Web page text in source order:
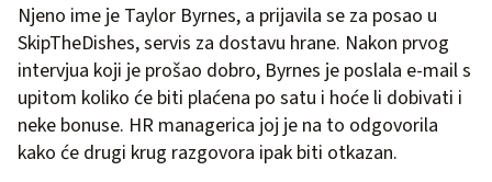
Njeno ime je Taylor Byrnes, a prijavila se za posao u
SkipTheDishes, servis za dostavu hrane. Nakon prvog
intervjua koji je prošao dobro, Byrnes je poslala e-mail s
upitom koliko će biti plaćena po satu i hoće li dobivati i
neke bonuse. HR managerica joj je na to odgovorila
kako će drugi krug razgovora ipak biti otkazan.